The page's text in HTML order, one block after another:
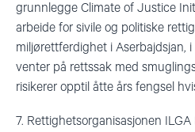
grunnlegge Climate of Justice
arbeide for sivile og politiske
miljørettferdighet i Aserbajdsjan,
venter på rettssak med
risikerer opptil åtte års fengsel
7. Rettighetsorganisasjonen